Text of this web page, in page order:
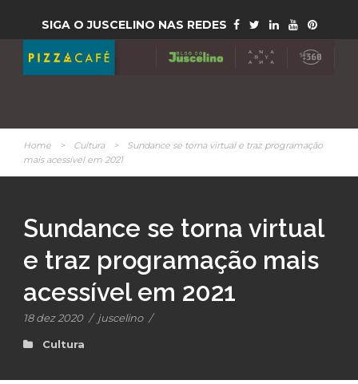
SIGA O JUSCELINO NAS REDES
Home > Cultura >
Sundance se torna virtual e traz programação
mais acessível em 2021
Sundance se torna virtual
e traz programação mais
acessível em 2021
18 dez 2020 / juscelino /
Cultura